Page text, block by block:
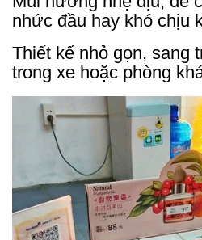
nhức đầu hay khó chịu
Thiết kế nhỏ gọn, sang
trong xe hoặc phòng